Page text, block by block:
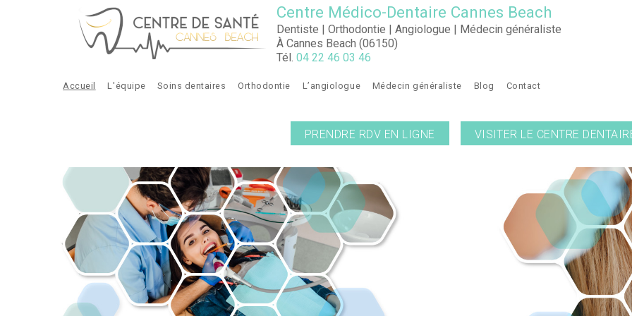
Aller au contenu principal Centre Médico-Dentaire Cannes Beach
Dentiste | Orthodontie | Angiologue | Médecin généraliste
À Cannes Beach (06150)
Tél. 04 22 46 03 46
Accueil L'équipe Soins dentaires Orthodontie L’angiologue Médecin généraliste Blog Contact
PRENDRE RDV EN LIGNE VISITER LE CENTRE